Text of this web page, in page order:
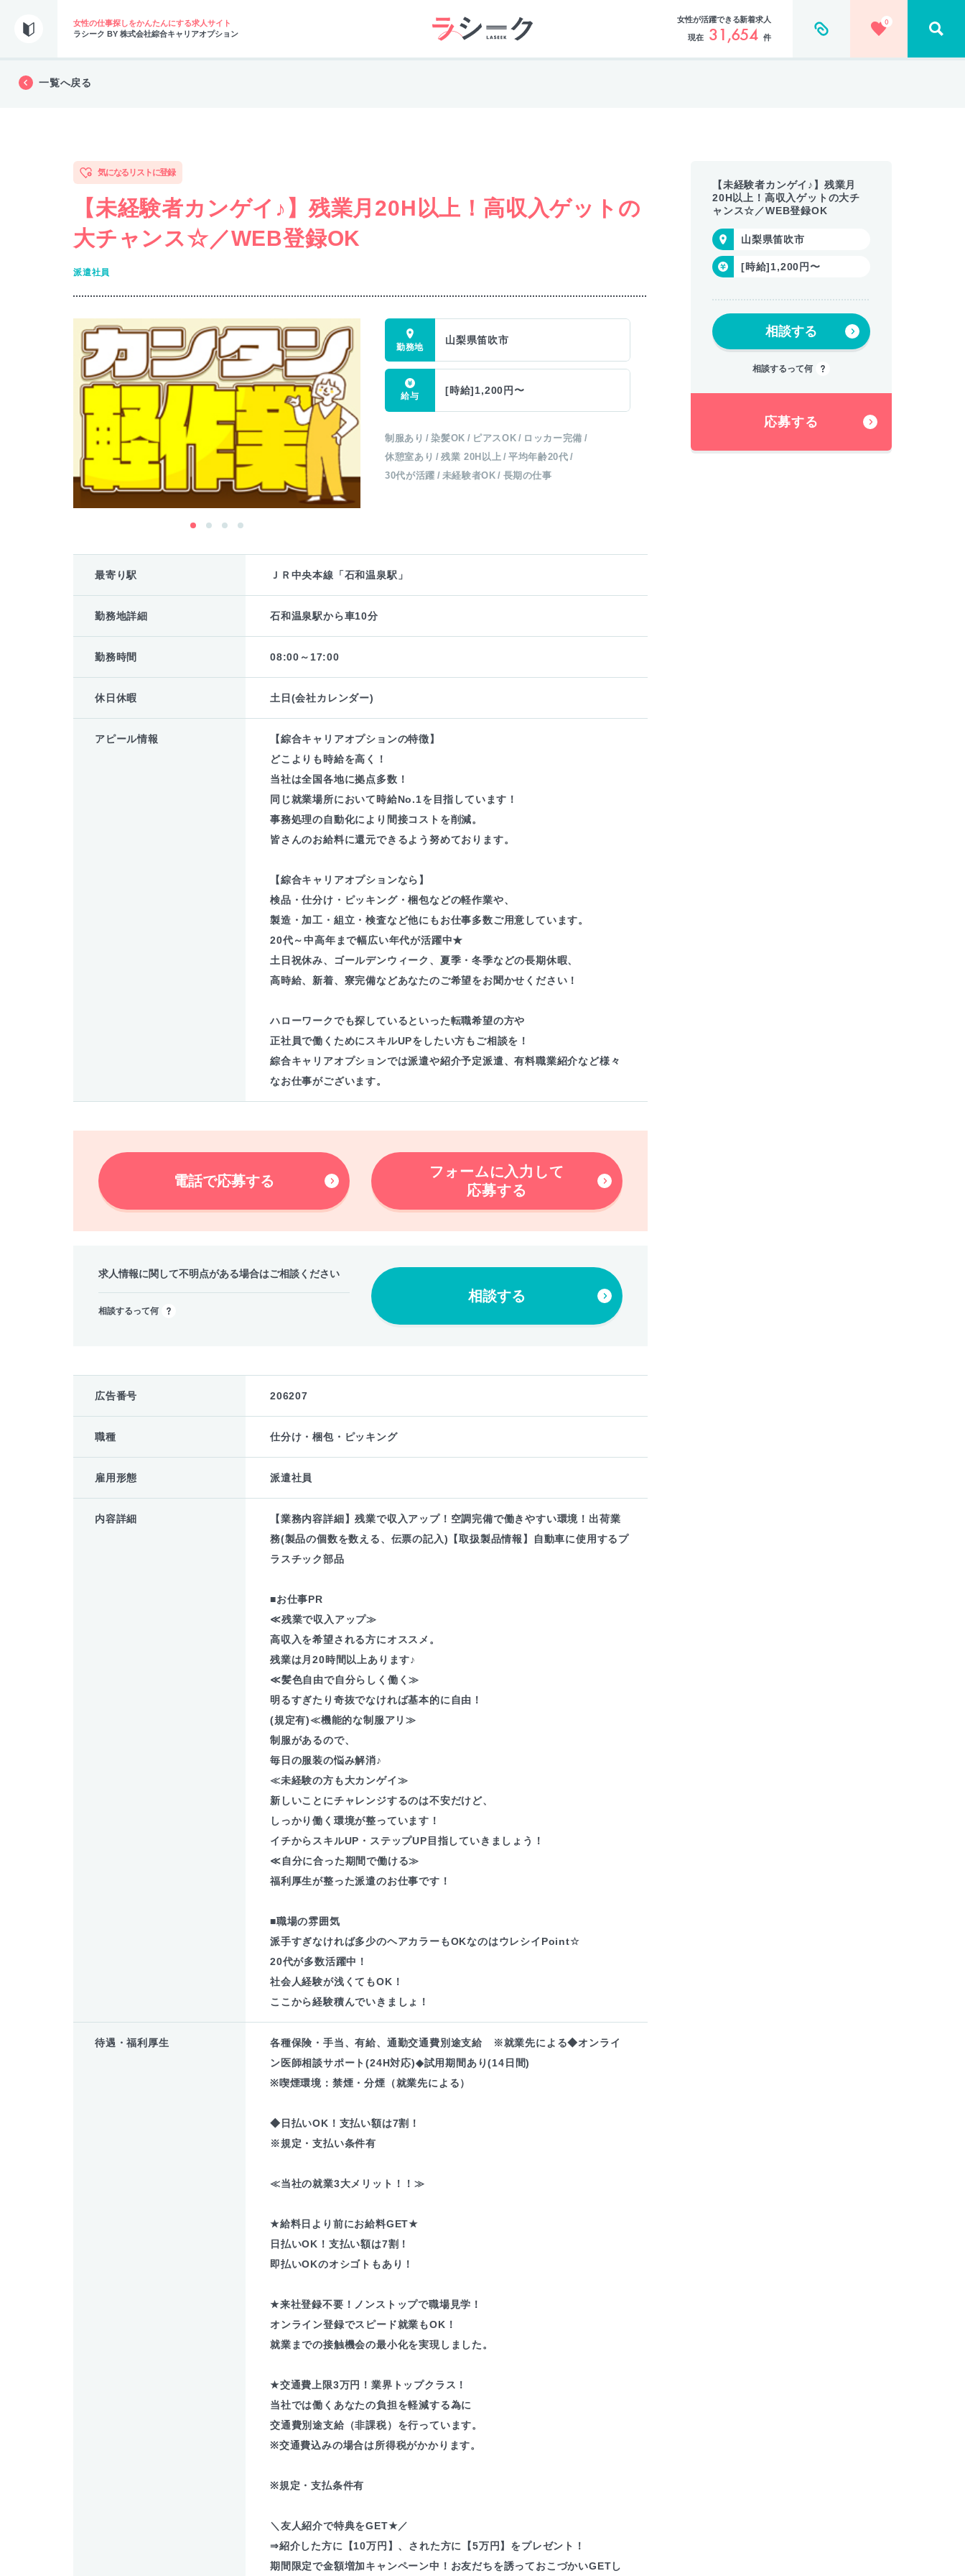
女性の仕事探しをかんたんにする求人サイト
ラシーク BY 株式会社綜合キャリアオプション
女性が活躍できる新着求人
現在 31,654 件
0
一覧へ戻る
気になるリストに登録
【未経験者カンゲイ♪】残業月20H以上！高収入ゲットの
大チャンス☆／WEB登録OK
派遣社員
山梨県笛吹市
[時給]1,200円〜
制服あり 染髪OK ピアスOK
ロッカー完備
休憩室あり
残業 20H以上
平均年齢20代
30代が活躍
未経験者OK 長期の仕事
最寄り駅 ＪＲ中央本線「石和温泉駅」
勤務地詳細 石和温泉駅から車10分
勤務時間 08:00～17:00
休日休暇 土日(会社カレンダー)
アピール情報
【綜合キャリアオプションの特徴】
どこよりも時給を高く！
当社は全国各地に拠点多数！
同じ就業場所において時給No.1を目指しています！
事務処理の自動化により間接コストを削減。
皆さんのお給料に還元できるよう努めております。
【綜合キャリアオプションなら】
検品・仕分け・ピッキング・梱包などの軽作業や、
製造・加工・組立・検査など他にもお仕事多数ご用意しています。
20代～中高年まで幅広い年代が活躍中★
土日祝休み、ゴールデンウィーク、夏季・冬季などの長期休暇、
高時給、新着、寮完備などあなたのご希望をお聞かせください！
ハローワークでも探しているといった転職希望の方や
正社員で働くためにスキルUPをしたい方もご相談を！
綜合キャリアオプションでは派遣や紹介予定派遣、有料職業紹介など様々
なお仕事がございます。
電話で応募する
フォームに入力して
応募する
求人情報に関して不明点がある場合はご相談ください
相談する
相談するって何
広告番号 206207
職種 仕分け・梱包・ピッキング
雇用形態 派遣社員
内容詳細
【業務内容詳細】残業で収入アップ！空調完備で働きやすい環境！出荷業
務(製品の個数を数える、伝票の記入)【取扱製品情報】自動車に使用するプ
ラスチック部品
■お仕事PR
≪残業で収入アップ≫
高収入を希望される方にオススメ。
残業は月20時間以上あります♪
≪髪色自由で自分らしく働く≫
明るすぎたり奇抜でなければ基本的に自由！
(規定有)≪機能的な制服アリ≫
制服があるので、
毎日の服装の悩み解消♪
≪未経験の方も大カンゲイ≫
新しいことにチャレンジするのは不安だけど、
しっかり働く環境が整っています！
イチからスキルUP・ステップUP目指していきましょう！
≪自分に合った期間で働ける≫
福利厚生が整った派遣のお仕事です！
■職場の雰囲気
派手すぎなければ多少のヘアカラーもOKなのはウレシイPoint☆
20代が多数活躍中！
社会人経験が浅くてもOK！
ここから経験積んでいきましょ！
待遇・福利厚生
各種保険・手当、有給、通勤交通費別途支給 ※就業先による◆オンライ
ン医師相談サポート(24H対応)◆試用期間あり(14日間)
※喫煙環境：禁煙・分煙（就業先による）
◆日払いOK！支払い額は7割！
※規定・支払い条件有
≪当社の就業3大メリット！！≫
★給料日より前にお給料GET★
日払いOK！支払い額は7割！
即払いOKのオシゴトもあり！
★来社登録不要！ノンストップで職場見学！
オンライン登録でスピード就業もOK！
就業までの接触機会の最小化を実現しました。
★交通費上限3万円！業界トップクラス！
当社では働くあなたの負担を軽減する為に
交通費別途支給（非課税）を行っています。
※交通費込みの場合は所得税がかかります。
※規定・支払条件有
＼友人紹介で特典をGET★／
⇒紹介した方に【10万円】、された方に【5万円】をプレゼント！
期間限定で金額増加キャンペーン中！お友だちを誘っておこづかいGETし
【未経験者カンゲイ♪】残業月
20H以上！高収入ゲットの大チ
ャンス☆／WEB登録OK
山梨県笛吹市
[時給]1,200円〜
相談する
相談するって何
応募する